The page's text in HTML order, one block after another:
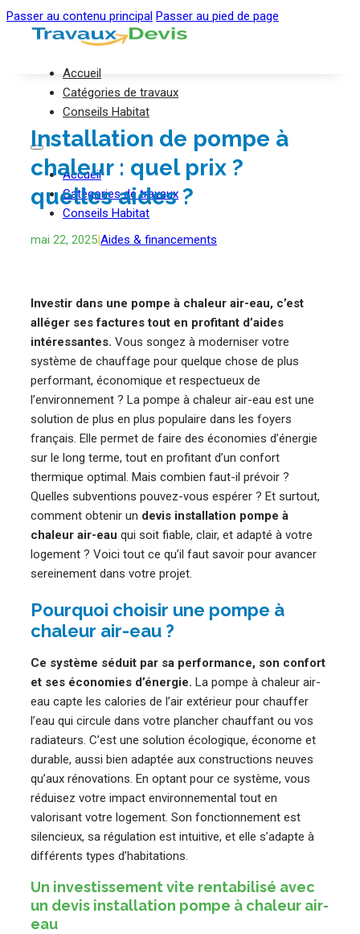
Passer au contenu principal Passer au pied de page
Accueil
Catégories de travaux
Conseils Habitat
Accueil
Catégories de travaux
Conseils Habitat
Installation de pompe à
chaleur : quel prix ?
quelles aides ?
mai 22, 2025 Aides & financements
Investir dans une pompe à chaleur air-eau, c’est
alléger ses factures tout en profitant d’aides
intéressantes. Vous songez à moderniser votre
système de chauffage pour quelque chose de plus
performant, économique et respectueux de
l’environnement ? La pompe à chaleur air-eau est une
solution de plus en plus populaire dans les foyers
français. Elle permet de faire des économies d’énergie
sur le long terme, tout en profitant d’un confort
thermique optimal. Mais combien faut-il prévoir ?
Quelles subventions pouvez-vous espérer ? Et surtout,
comment obtenir un devis installation pompe à
chaleur air-eau qui soit fiable, clair, et adapté à votre
logement ? Voici tout ce qu’il faut savoir pour avancer
sereinement dans votre projet.
Pourquoi choisir une pompe à
chaleur air-eau ?
Ce système séduit par sa performance, son confort
et ses économies d’énergie. La pompe à chaleur air-
eau capte les calories de l’air extérieur pour chauffer
l’eau qui circule dans votre plancher chauffant ou vos
radiateurs. C’est une solution écologique, économe et
durable, aussi bien adaptée aux constructions neuves
qu’aux rénovations. En optant pour ce système, vous
réduisez votre impact environnemental tout en
valorisant votre logement. Son fonctionnement est
silencieux, sa régulation est intuitive, et elle s’adapte à
différents types d’habitations.
Un investissement vite rentabilisé avec
un devis installation pompe à chaleur air-
eau